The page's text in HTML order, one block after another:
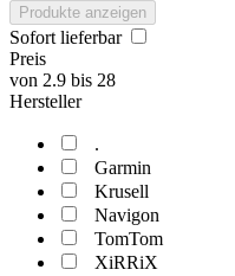
Produkte anzeigen
Sofort lieferbar
Preis
von 2.9 bis 28
Hersteller
.
Garmin
Krusell
Navigon
TomTom
XiRRiX